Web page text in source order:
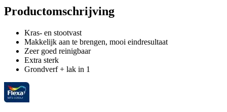
Productomschrijving
Kras- en stootvast
Makkelijk aan te brengen, mooi eindresultaat
Zeer goed reinigbaar
Extra sterk
Grondverf + lak in 1